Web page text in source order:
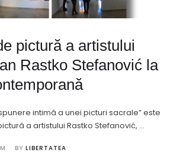
pictură a artistului
Rastko Stefanović la
intimă a unei picturi sacrale” este
a artistului Rastko Stefanović, …
BY LIBERTATEA